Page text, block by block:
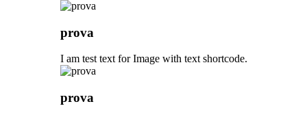
prova
I am test text for Image with text shortcode.
prova